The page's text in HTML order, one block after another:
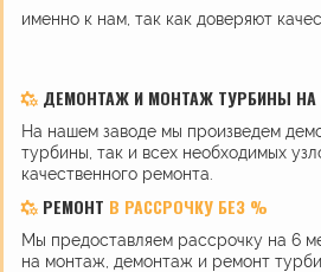
именно к нам, так как доверяют
ДЕМОНТАЖ И МОНТАЖ ТУРБИНЫ НА
На нашем заводе мы произведем
турбины, так и всех необходимых
качественного ремонта.
РЕМОНТ В РАССРОЧКУ БЕЗ %
Мы предоставляем рассрочку на 6
на монтаж, демонтаж и ремонт